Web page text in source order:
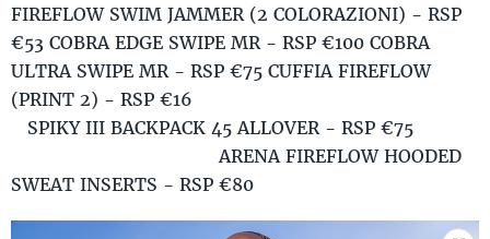
FIREFLOW SWIM JAMMER (2 COLORAZIONI) - RSP
€53 COBRA EDGE SWIPE MR - RSP €100 COBRA
ULTRA SWIPE MR - RSP €75 CUFFIA FIREFLOW
(PRINT 2) - RSP €16
SPIKY III BACKPACK 45 ALLOVER - RSP €75
ARENA FIREFLOW HOODED
SWEAT INSERTS - RSP €80